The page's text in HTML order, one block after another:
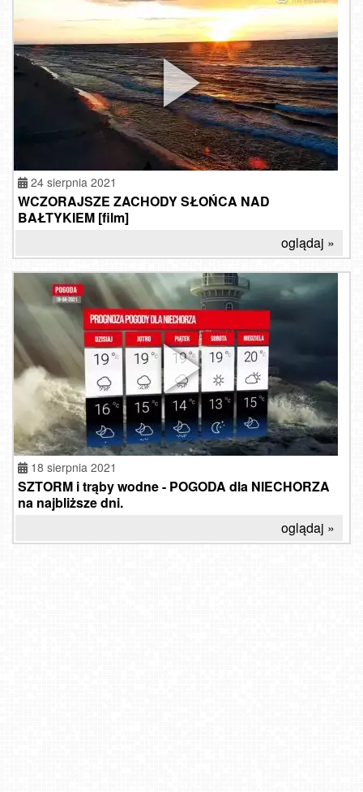
24 sierpnia 2021
WCZORAJSZE ZACHODY SŁOŃCA NAD
BAŁTYKIEM [film]
oglądaj »
18 sierpnia 2021
SZTORM i trąby wodne - POGODA dla NIECHORZA
na najbliższe dni.
oglądaj »